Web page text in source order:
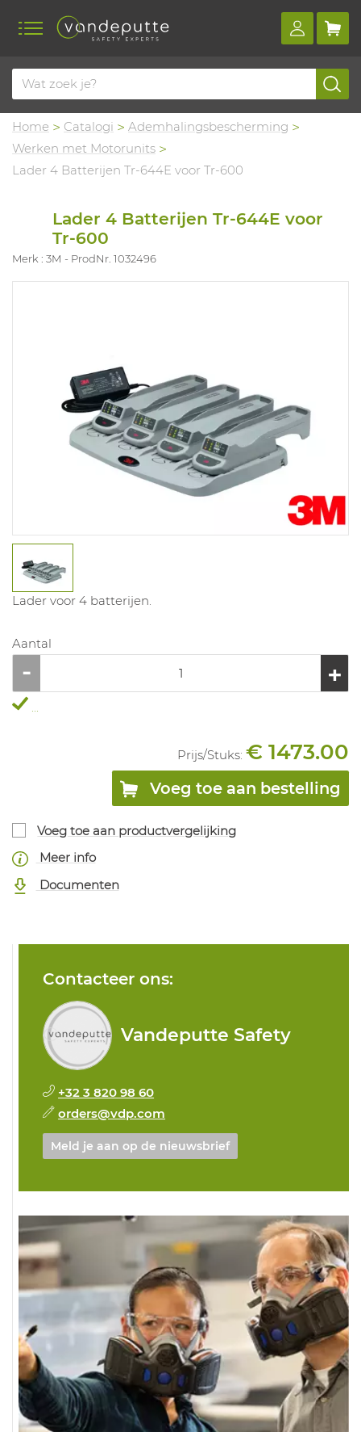
Home Catalogi
Ademhalingsbescherming
Werken met Motorunits
Lader 4 Batterijen Tr-644E voor Tr-600
Lader 4 Batterijen Tr-644E voor
Tr-600
Merk : 3M ProdNr. 1032496
Lader voor 4 batterijen.
Aantal
...
Prijs/Stuks: € 1473.00
Voeg toe aan bestelling
Voeg toe aan productvergelijking
Meer info
Documenten
Contacteer ons:
Vandeputte Safety
+32 3 820 98 60
orders@vdp.com
Meld je aan op de nieuwsbrief